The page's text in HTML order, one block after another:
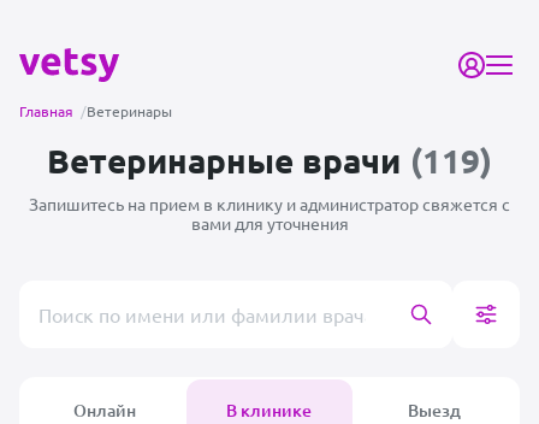
Главная /Ветеринары
Ветеринарные врачи (119)
Запишитесь на прием в клинику и администраторсвяжется с
вами для уточнения
Онлайн В клинике Выезд